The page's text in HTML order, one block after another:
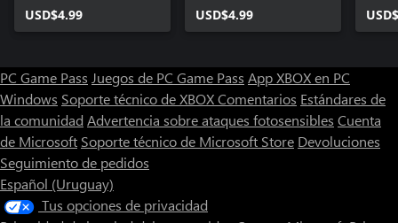
USD$4.99 USD$4.99
PC Game Pass Juegos de PC Game Pass App XBOX en PC
Windows Soporte técnico de XBOXComentarios Estándares de
la comunidad Advertencia sobre ataques fotosensibles Cuenta
de Microsoft Soporte técnico de Microsoft Store Devoluciones
Seguimiento de pedidos
Español (Uruguay)
Tus opciones de privacidad